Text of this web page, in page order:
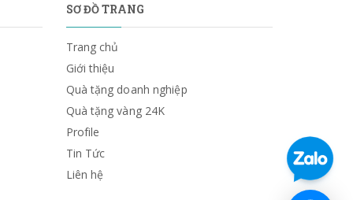
SƠ ĐỒ TRANG
Trang chủ
Giới thiệu
Quà tặng doanh nghiệp
Quà tặng vàng 24K
Profile
Tin Tức
Liên hệ